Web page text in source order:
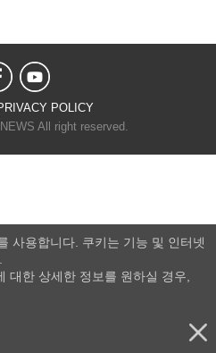
POLICY
All right reserved.
사용합니다. 쿠키는 기능 및 인터넷
대한 상세한 정보를 원하실 경우,